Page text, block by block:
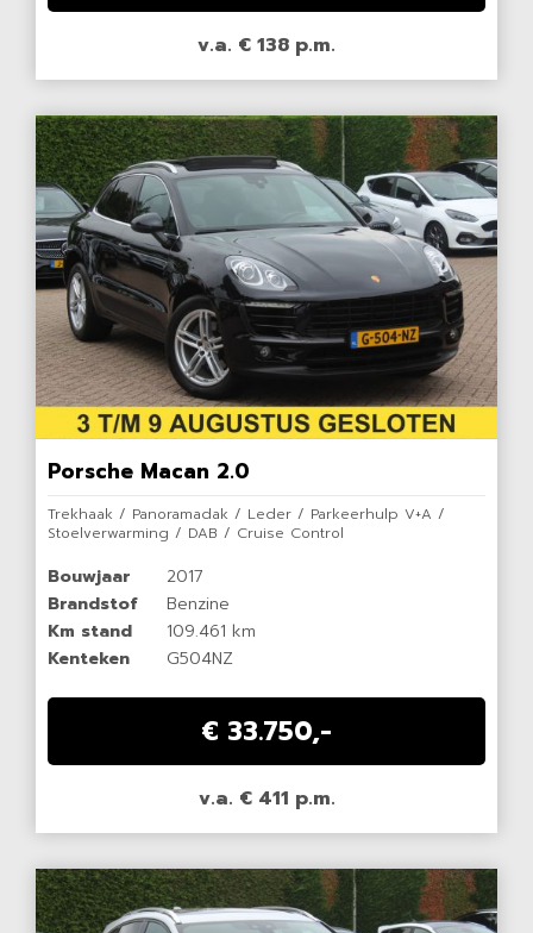
v.a. € 138 p.m.
Porsche Macan 2.0
Trekhaak / Panoramadak / Leder / Parkeerhulp V+A /
Stoelverwarming / DAB / Cruise Control
Bouwjaar
2017
Brandstof
Benzine
Km stand
109.461 km
Kenteken
G504NZ
€ 33.750,-
v.a. € 411 p.m.